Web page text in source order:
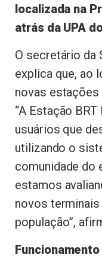
localizada na
atrás da UPA
O secretário da
explica que, ao
novas estações
“A Estação
usuários que
utilizando o
comunidade do
estamos
novos
população”,
Funcionamento